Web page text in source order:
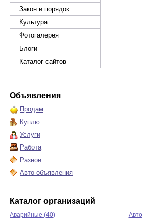
Закон и порядок
Культура
Фотогалерея
Блоги
Каталог сайтов
Объявления
Продам
Куплю
Услуги
Работа
Разное
Авто-объявления
Каталог организаций
Аварийные (40)